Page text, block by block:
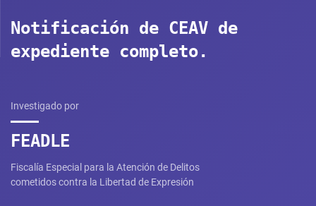
Notificación de CEAV de
expediente completo.
Investigado por
FEADLE
Fiscalía Especial para la Atención de Delitos
cometidos contra la Libertad de Expresión